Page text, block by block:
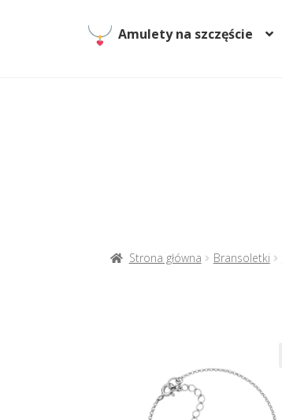
Amulety na szczęście
Strona główna Bransoletki